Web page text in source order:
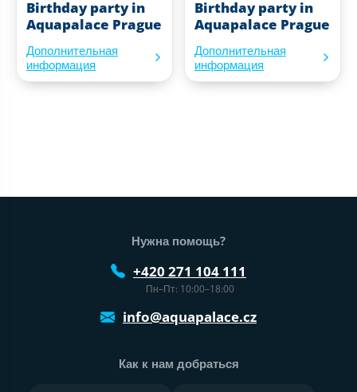
Birthday party in
Aquapalace Prague
Дополнительная
информация
Birthday party in
Aquapalace Prague
Дополнительная
информация
Нижний колонтитул веб-сайта
Нужна помощь?
+420 271 104 111
Пн–Пт: 10:00–18:00
info@aquapalace.cz
Как к нам добраться